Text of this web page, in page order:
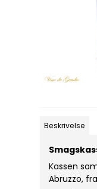
Beskrivelse
Kassen
Abruzzo,